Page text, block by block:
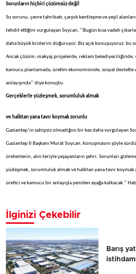
Sorunların hiçbiri çözümsüz değil
Su sorunu, çevre tahribatı, çarpık kentleşme ve yeşil
tehdit ettiğini vurgulayan Soycan, ‘’Bugün kısa vadeli
daha büyük krizlerini doğuruyor. Biz açık konuşuyoruz: bu
Ancak çözüm; makyaj projelerde, reklam belediyeciliğinde,
kamucu planlamada, üretim ekonomisinde, sosyal devlette
anlayışında’’ diye konuştu.
Gerçeklerle yüzleşmek, sorumluluk almak
ve halktan yana tavır koymak zorunlu
Gaziantep’in sahipsiz olmadığını bir kez daha vurgulayan
Gaziantep İl Başkanı Murat Soycan, konuşmasını şöyle
üretenlerin, alın teriyle yaşayanların şehri. Sorunları
yüzleşmek, sorumluluk almak ve halktan yana tavır
üretici ve kamucu bir anlayışla yeniden ayağa kalkacak.’’
İlginizi Çekebilir
Barış